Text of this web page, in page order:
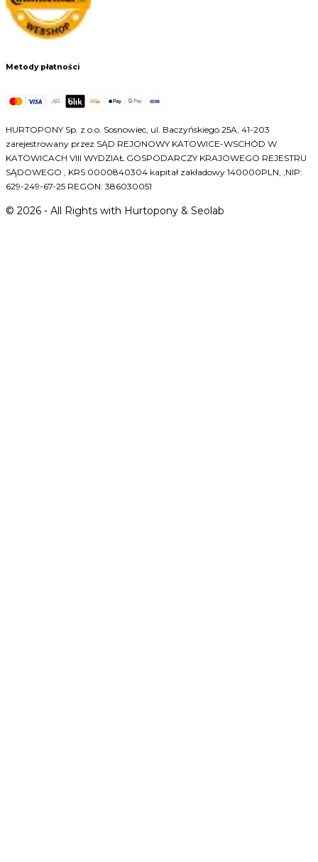
Metody płatności
HURTOPONY Sp. z o.o. Sosnowiec, ul. Baczyńskiego 25A, 41-203
zarejestrowany przez SĄD REJONOWY KATOWICE-WSCHÓD W
KATOWICACH VIII WYDZIAŁ GOSPODARCZY KRAJOWEGO REJESTRU
SĄDOWEGO , KRS 0000840304 kapitał zakładowy 140000PLN, ,NIP:
629-249-67-25 REGON: 386030051
© 2026 - All Rights with Hurtopony & Seolab